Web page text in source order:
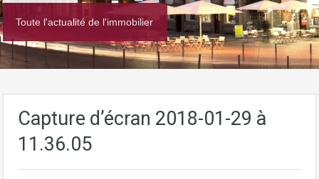
Toute l'actualité de l'immobilier
Capture d’écran 2018-01-29 à
11.36.05